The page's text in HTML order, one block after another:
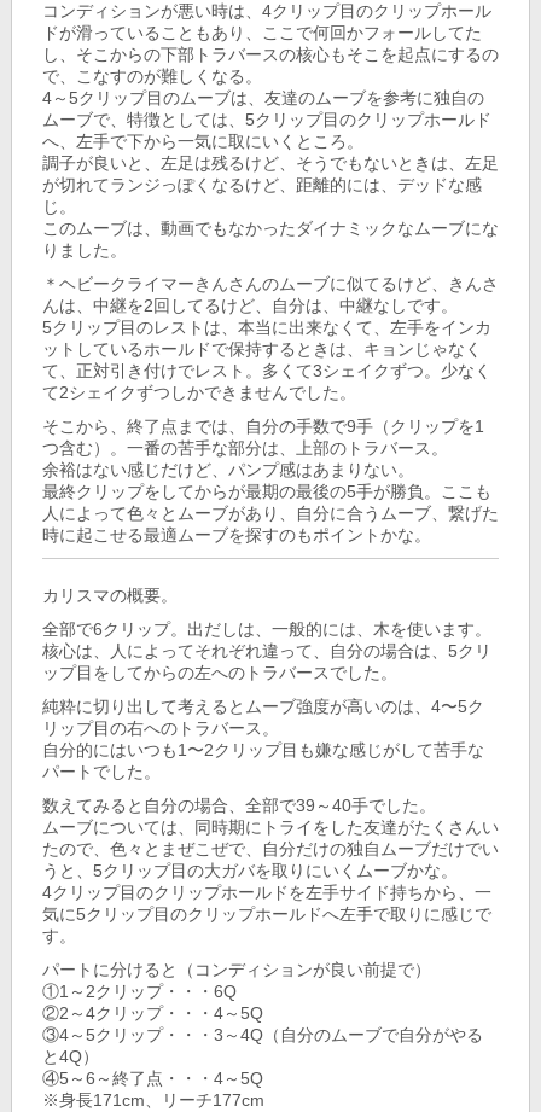
コンディションが悪い時は、4クリップ目のクリップホール
ドが滑っていることもあり、ここで何回かフォールしてた
し、そこからの下部トラバースの核心もそこを起点にするの
で、こなすのが難しくなる。
4～5クリップ目のムーブは、友達のムーブを参考に独自の
ムーブで、特徴としては、5クリップ目のクリップホールド
へ、左手で下から一気に取にいくところ。
調子が良いと、左足は残るけど、そうでもないときは、左足
が切れてランジっぽくなるけど、距離的には、デッドな感
じ。
このムーブは、動画でもなかったダイナミックなムーブにな
りました。
＊ヘビークライマーきんさんのムーブに似てるけど、きんさ
んは、中継を2回してるけど、自分は、中継なしです。
5クリップ目のレストは、本当に出来なくて、左手をインカ
ットしているホールドで保持するときは、キョンじゃなく
て、正対引き付けでレスト。多くて3シェイクずつ。少なく
て2シェイクずつしかできませんでした。
そこから、終了点までは、自分の手数で9手（クリップを1
つ含む）。一番の苦手な部分は、上部のトラバース。
余裕はない感じだけど、パンプ感はあまりない。
最終クリップをしてからが最期の最後の5手が勝負。ここも
人によって色々とムーブがあり、自分に合うムーブ、繋げた
時に起こせる最適ムーブを探すのもポイントかな。
カリスマの概要。
全部で6クリップ。出だしは、一般的には、木を使います。
核心は、人によってそれぞれ違って、自分の場合は、5クリ
ップ目をしてからの左へのトラバースでした。
純粋に切り出して考えるとムーブ強度が高いのは、4〜5ク
リップ目の右へのトラバース。
自分的にはいつも1〜2クリップ目も嫌な感じがして苦手な
パートでした。
数えてみると自分の場合、全部で39～40手でした。
ムーブについては、同時期にトライをした友達がたくさんい
たので、色々とまぜこぜで、自分だけの独自ムーブだけでい
うと、5クリップ目の大ガバを取りにいくムーブかな。
4クリップ目のクリップホールドを左手サイド持ちから、一
気に5クリップ目のクリップホールドへ左手で取りに感じで
す。
パートに分けると（コンディションが良い前提で）
①1～2クリップ・・・6Q
②2～4クリップ・・・4～5Q
③4～5クリップ・・・3～4Q（自分のムーブで自分がやる
と4Q）
④5～6～終了点・・・4～5Q
※身長171cm、リーチ177cm